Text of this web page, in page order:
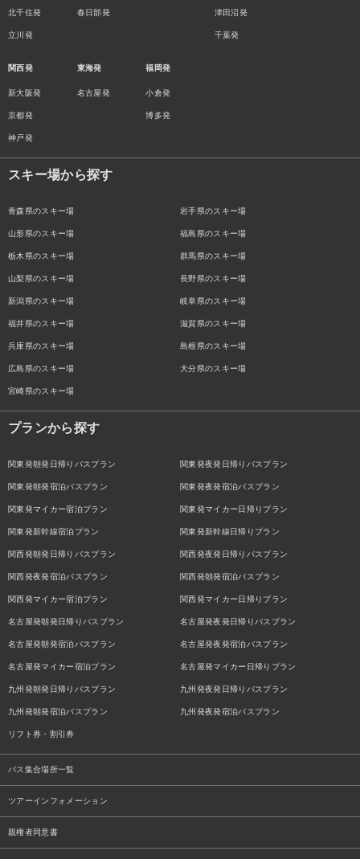
北千住発
立川発
春日部発 津田沼発
千葉発
関西発
新大阪発
京都発
神戸発
東海発
名古屋発
福岡発
小倉発
博多発
スキー場から探す
青森県のスキー場 岩手県のスキー場
山形県のスキー場 福島県のスキー場
栃木県のスキー場 群馬県のスキー場
山梨県のスキー場 長野県のスキー場
新潟県のスキー場 岐阜県のスキー場
福井県のスキー場 滋賀県のスキー場
兵庫県のスキー場 島根県のスキー場
広島県のスキー場 大分県のスキー場
宮崎県のスキー場
プランから探す
関東発朝発日帰りバスプラン 関東発夜発日帰りバスプラン
関東発朝発宿泊バスプラン 関東発夜発宿泊バスプラン
関東発マイカー宿泊プラン 関東発マイカー日帰りプラン
関東発新幹線宿泊プラン 関東発新幹線日帰りプラン
関西発朝発日帰りバスプラン 関西発夜発日帰りバスプラン
関西発夜発宿泊バスプラン 関西発朝発宿泊バスプラン
関西発マイカー宿泊プラン 関西発マイカー日帰りプラン
名古屋発朝発日帰りバスプラン 名古屋発夜発日帰りバスプラン
名古屋発朝発宿泊バスプラン 名古屋発夜発宿泊バスプラン
名古屋発マイカー宿泊プラン 名古屋発マイカー日帰りプラン
九州発朝発日帰りバスプラン 九州発夜発日帰りバスプラン
九州発朝発宿泊バスプラン 九州発夜発宿泊バスプラン
リフト券・割引券
バス集合場所一覧
ツアーインフォメーション
親権者同意書